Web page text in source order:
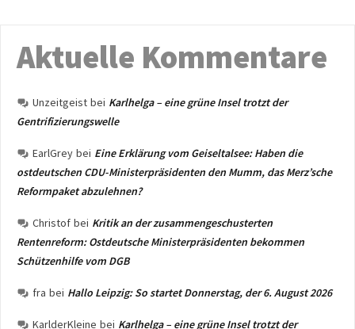
Aktuelle Kommentare
Unzeitgeist bei Karlhelga – eine grüne Insel trotzt der
Gentrifizierungswelle
EarlGrey bei Eine Erklärung vom Geiseltalsee: Haben die
ostdeutschen CDU-Ministerpräsidenten den Mumm, das Merz’sche
Reformpaket abzulehnen?
Christof bei Kritik an der zusammengeschusterten
Rentenreform: Ostdeutsche Ministerpräsidenten bekommen
Schützenhilfe vom DGB
fra bei Hallo Leipzig: So startet Donnerstag, der 6. August 2026
KarlderKleine bei Karlhelga – eine grüne Insel trotzt der